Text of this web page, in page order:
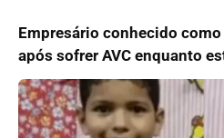
Empresário conhecido como
após sofrer AVC enquanto